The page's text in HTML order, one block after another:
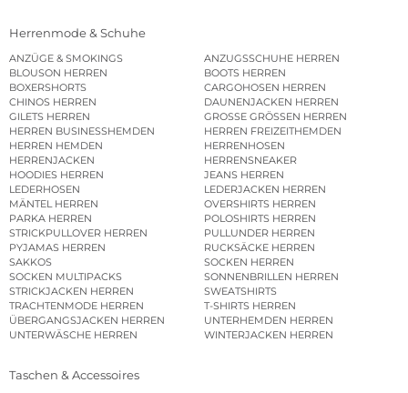
Herrenmode & Schuhe
ANZÜGE & SMOKINGS
ANZUGSSCHUHE HERREN
BLOUSON HERREN
BOOTS HERREN
BOXERSHORTS
CARGOHOSEN HERREN
CHINOS HERREN
DAUNENJACKEN HERREN
GILETS HERREN
GROSSE GRÖSSEN HERREN
HERREN BUSINESSHEMDEN
HERREN FREIZEITHEMDEN
HERREN HEMDEN
HERRENHOSEN
HERRENJACKEN
HERRENSNEAKER
HOODIES HERREN
JEANS HERREN
LEDERHOSEN
LEDERJACKEN HERREN
MÄNTEL HERREN
OVERSHIRTS HERREN
PARKA HERREN
POLOSHIRTS HERREN
STRICKPULLOVER HERREN
PULLUNDER HERREN
PYJAMAS HERREN
RUCKSÄCKE HERREN
SAKKOS
SOCKEN HERREN
SOCKEN MULTIPACKS
SONNENBRILLEN HERREN
STRICKJACKEN HERREN
SWEATSHIRTS
TRACHTENMODE HERREN
T-SHIRTS HERREN
ÜBERGANGSJACKEN HERREN
UNTERHEMDEN HERREN
UNTERWÄSCHE HERREN
WINTERJACKEN HERREN
Taschen & Accessoires